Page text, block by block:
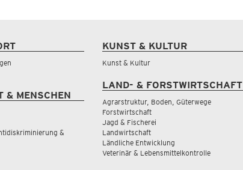
& MENSCHEN
&
KUNST & KULTUR
Kunst & Kultur
LAND- & FORSTWIRTSCHAFT
Agrarstruktur, Boden, Güterwege
Forstwirtschaft
Jagd & Fischerei
Landwirtschaft
Ländliche Entwicklung
Veterinär & Lebensmittelkontrolle